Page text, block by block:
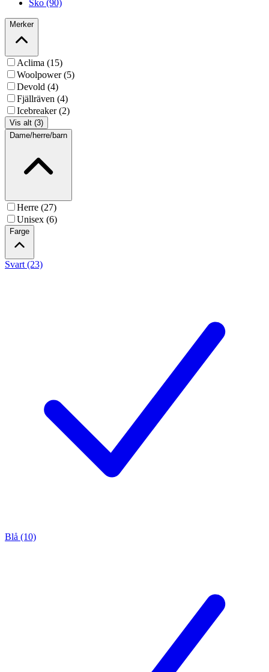
Sko (90)
Merker
Aclima (15)
Woolpower (5)
Devold (4)
Fjällräven (4)
Icebreaker (2)
Vis alt (3)
Dame/herre/barn
Herre (27)
Unisex (6)
Farge
Svart (23)
Blå (10)